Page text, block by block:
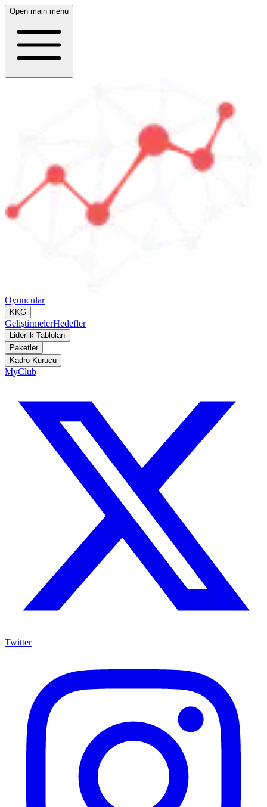
Open main menu
Oyuncular
KKG
GeliştirmelerHedefler
Liderlik Tabloları
Paketler
Kadro Kurucu
MyClub
Twitter